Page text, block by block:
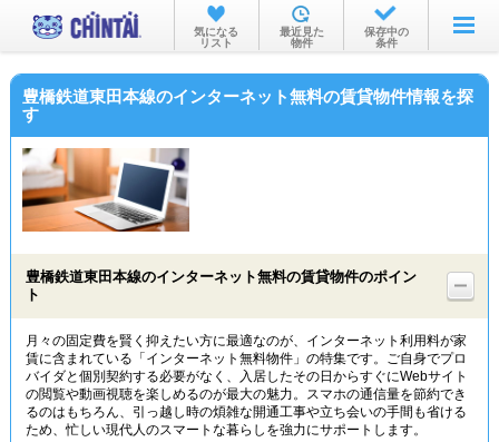
お部屋を探す
沿線・駅から
不動産会社から
気になる
リスト
最近見た
物件
保存中の
条件
豊橋鉄道東田本線のインターネット無料の賃貸物件情報を探
す
豊橋鉄道東田本線のインターネット無料の賃貸物件のポイン
ト
月々の固定費を賢く抑えたい方に最適なのが、インターネット利用料が家
賃に含まれている「インターネット無料物件」の特集です。ご自身でプロ
バイダと個別契約する必要がなく、入居したその日からすぐにWebサイト
の閲覧や動画視聴を楽しめるのが最大の魅力。スマホの通信量を節約でき
るのはもちろん、引っ越し時の煩雑な開通工事や立ち会いの手間も省ける
ため、忙しい現代人のスマートな暮らしを強力にサポートします。